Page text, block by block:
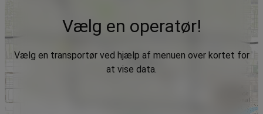
Vælg en operatør!
Vælg en transportør ved hjælp af menuen over kortet for
at vise data.